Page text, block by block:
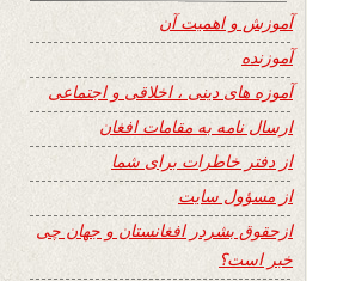
آموزش و اهمیت آن
آموزنده
آموزه های دینی ، اخلاقی و اجتماعی
ارسال نامه به مقامات افغان
از دفتر خاطرات برای شما
از مسؤول سایت
ازحقوق بشردر افغانستان و جهان چی
خبر است؟